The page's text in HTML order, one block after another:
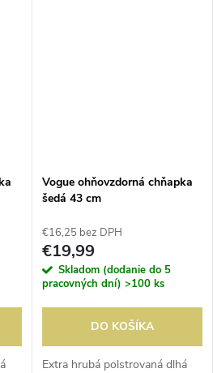
Vogue ohňovzdorná chňapka
šedá 43 cm
€16,25 bez DPH
€19,99
Skladom (dodanie do 5
pracovných dní) >100 ks
DO KOŠÍKA
Extra hrubá polstrovaná dlhá